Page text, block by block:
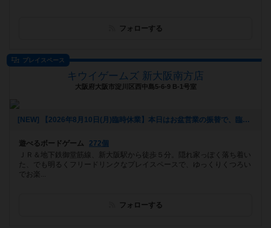
フォローする
プレイスペース
キウイゲームズ 新大阪南方店
大阪府大阪市淀川区西中島5-6-9 B-1号室
[NEW] 【2026年8月10日(月)臨時休業】本日はお盆営業の振替で、臨時休業させて頂きます。また明日(火)から明後日(水)まで定休日です。木曜13時から21時30分(受付終了19時)まで、休日営業で開店させて頂きます。お席に余裕がございます。お気軽にご予約ご来店下さいませ。なお再度の緊急事態宣言や自粛要請、ご予約やご来店中のお客様のご希望により、営業時間の変更や臨時休業させて頂く場合がございます。営業時間の変更にご注意下さい。JR新大阪駅から徒歩3分。学生半額割引、TRPGでのご利用も気軽に！ #西中島南方 #新大阪 #ボードゲーム #TRPG（2025年08月16日 19時14分）
遊べるボードゲーム
272個
ＪＲ＆地下鉄御堂筋線、新大阪駅から徒歩５分。隠れ家っぽく落ち着い
た、でも明るくフリードリンクなプレイスペースで、ゆっくりくつろい
でお楽...
フォローする